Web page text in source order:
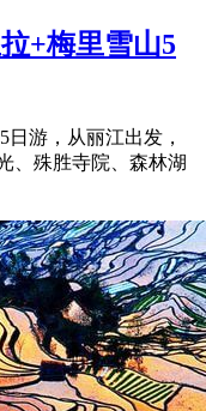
+梅里雪山5
游，从丽江出发，
、殊胜寺院、森林湖